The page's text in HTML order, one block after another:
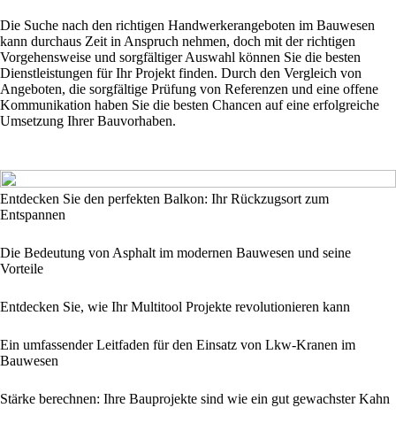
Die Suche nach den richtigen Handwerkerangeboten im Bauwesen
kann durchaus Zeit in Anspruch nehmen, doch mit der richtigen
Vorgehensweise und sorgfältiger Auswahl können Sie die besten
Dienstleistungen für Ihr Projekt finden. Durch den Vergleich von
Angeboten, die sorgfältige Prüfung von Referenzen und eine offene
Kommunikation haben Sie die besten Chancen auf eine erfolgreiche
Umsetzung Ihrer Bauvorhaben.
Entdecken Sie den perfekten Balkon: Ihr Rückzugsort zum
Entspannen
Die Bedeutung von Asphalt im modernen Bauwesen und seine
Vorteile
Entdecken Sie, wie Ihr Multitool Projekte revolutionieren kann
Ein umfassender Leitfaden für den Einsatz von Lkw-Kranen im
Bauwesen
Stärke berechnen: Ihre Bauprojekte sind wie ein gut gewachster Kahn